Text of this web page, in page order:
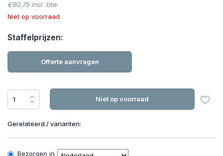
€90,75 incl. btw
Niet op voorraad
Staffelprijzen:
Offerte aanvragen
Niet op voorraad
Gerelateerd / varianten:
Bezorgen in